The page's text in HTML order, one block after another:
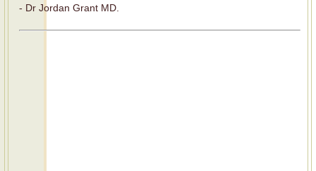
- Dr Jordan Grant MD.